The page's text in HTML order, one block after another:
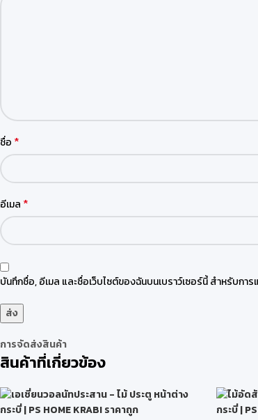
ชื่อ *
อีเมล *
บันทึกชื่อ, อีเมล และชื่อเว็บไซต์ของฉันบนเบราว์เซอร์นี้ สำหรับกา
การจัดส่งสินค้า
สินค้าที่เกี่ยวข้อง